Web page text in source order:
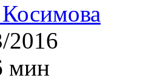
2016
мин